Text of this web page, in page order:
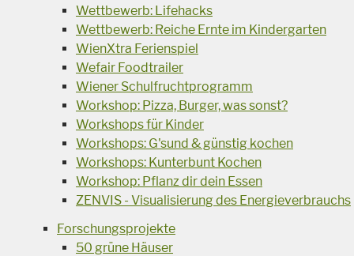
Wettbewerb: Lifehacks
Wettbewerb: Reiche Ernte im Kindergarten
WienXtra Ferienspiel
Wefair Foodtrailer
Wiener Schulfruchtprogramm
Workshop: Pizza, Burger, was sonst?
Workshops für Kinder
Workshops: G'sund & günstig kochen
Workshops: Kunterbunt Kochen
Workshop: Pflanz dir dein Essen
ZENVIS - Visualisierung des Energieverbrauchs
Forschungsprojekte
50 grüne Häuser